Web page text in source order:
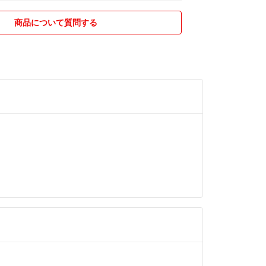
表示無しの商品は購入申請後、承認の有無を出品
だきます。在庫はありますので購入希望の方はご
い。※常時PCの前にいておりませんので、クーポ
商品について質問する